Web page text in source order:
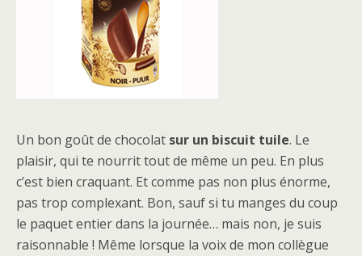
Un bon goût de chocolat sur un biscuit tuile. Le
plaisir, qui te nourrit tout de même un peu. En plus
c’est bien craquant. Et comme pas non plus énorme,
pas trop complexant. Bon, sauf si tu manges du coup
le paquet entier dans la journée… mais non, je suis
raisonnable ! Même lorsque la voix de mon collègue